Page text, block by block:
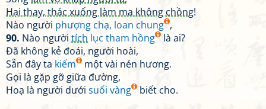
Hại thay, thác xuống làm ma không chồng!
Nào người phượng chạ, loan chung ,
90. Nào người tích lục tham hồng
là ai?
Đã không kẻ đoái, người hoài,
Sẵn đây ta kiếm
một vài nén hương.
Gọi là gặp gỡ giữa đường,
Hoạ là người dưới suối vàng
biết cho.